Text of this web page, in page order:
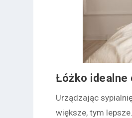
Łóżko idealne
Urządzając
większe, tym